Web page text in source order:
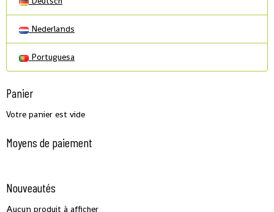
Nederlands
Portuguesa
Panier
Votre panier est vide
Moyens de paiement
Nouveautés
Aucun produit à afficher